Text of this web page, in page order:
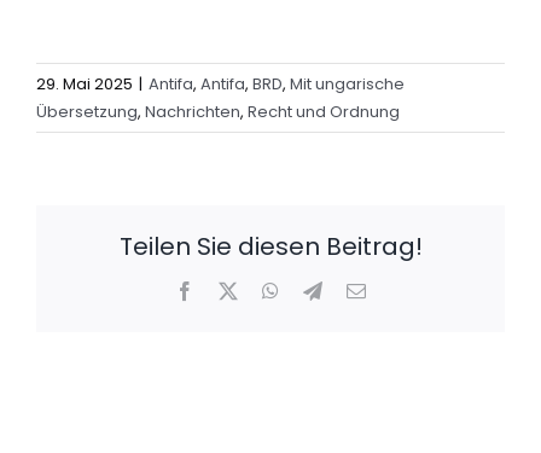
29. Mai 2025 | Antifa, Antifa, BRD, Mit ungarische
Übersetzung, Nachrichten, Recht und Ordnung
Teilen Sie diesen Beitrag!
Facebook WhatsApp
Telegram
E-